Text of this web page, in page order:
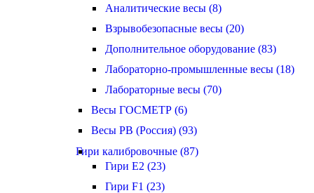
Аналитические весы (8)
Взрывобезопасные весы (20)
Дополнительное оборудование (83)
Лабораторно-промышленные весы (18)
Лабораторные весы (70)
Весы ГОСМЕТР (6)
Весы РВ (Россия) (93)
Гири калибровочные (87)
Гири E2 (23)
Гири F1 (23)